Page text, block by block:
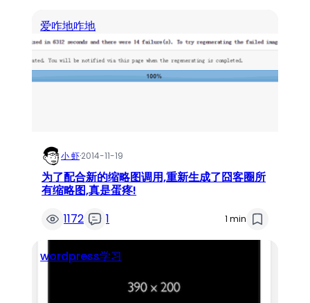
爱咋地咋地
小 虾·2014-11-19
为了配合新的缩略图调用,重新生成了囧客圈所
有缩略图,真是蛋疼!
1172
1 1 min
wordpress学习